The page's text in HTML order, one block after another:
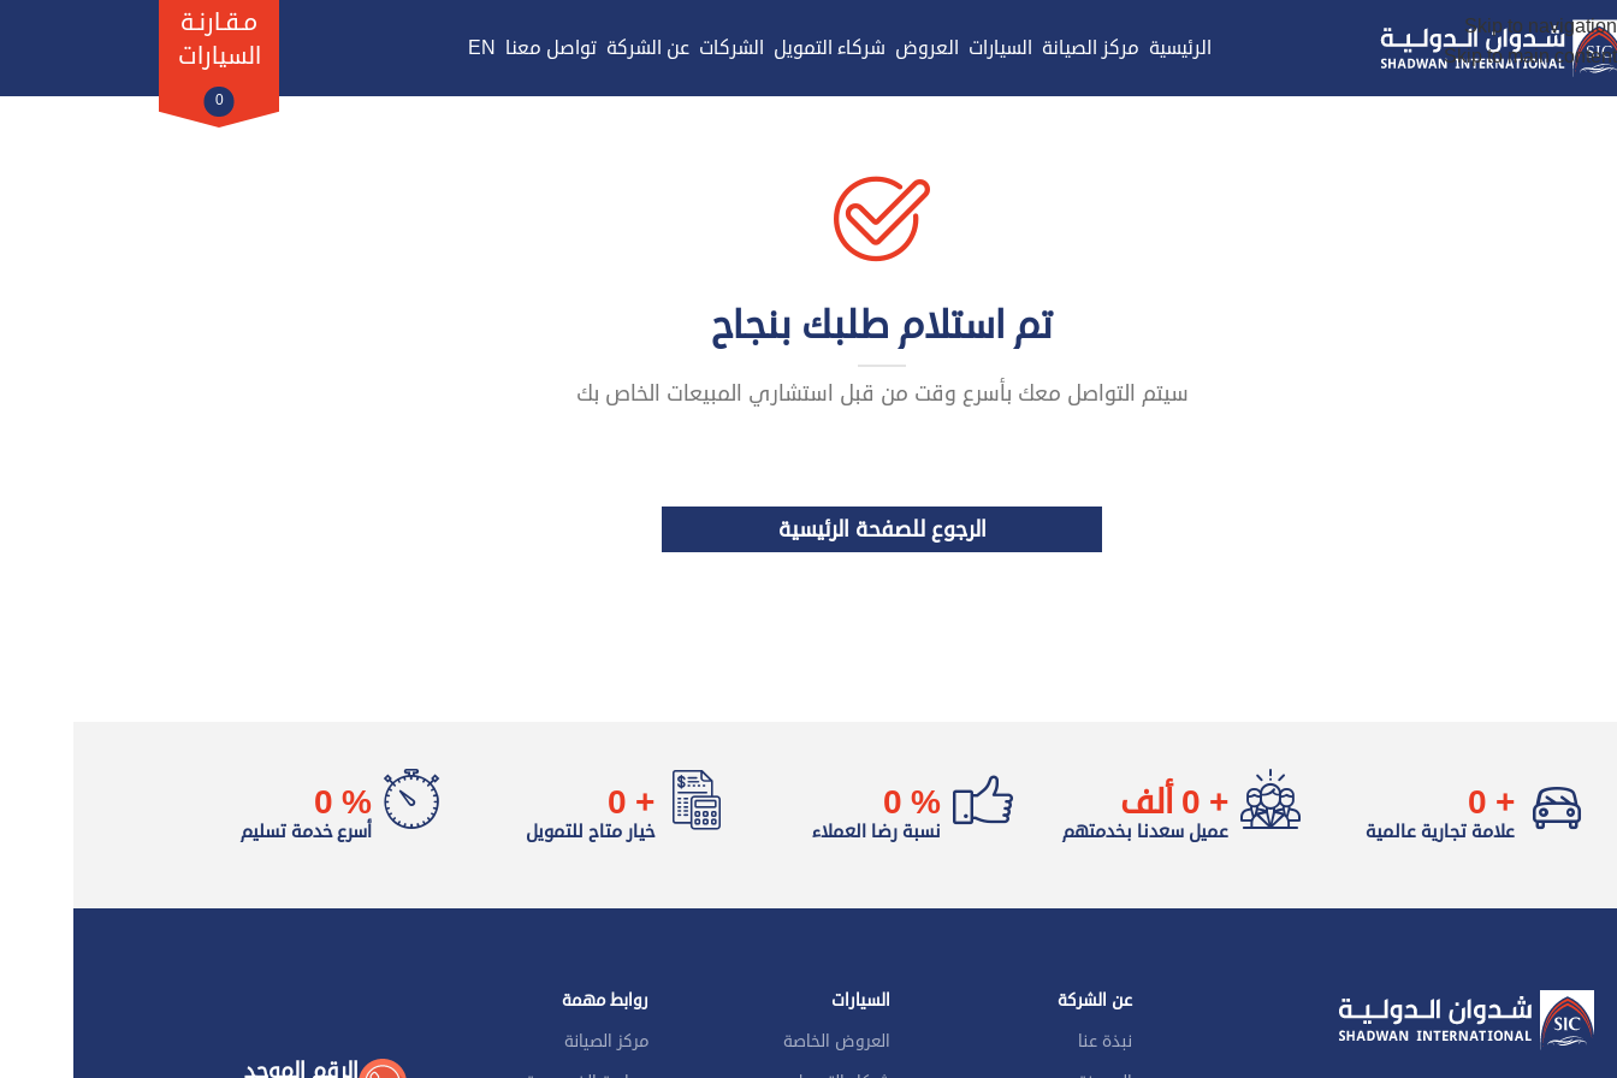
Skip to navigation
Skip to main content
الرئيسية مركز الصيانة السيارات العروض شركاء التمويل الشركات عن الشركة تواصل معنا EN
مـقـارنـة
السيارات
0
تم استلام طلبك بنجاح
سيتم التواصل معك بأسرع وقت من قبل استشاري المبيعات الخاص بك
الرجوع للصفحة الرئيسية
+
0
علامة تجارية عالمية
+
0ألف
عميل سعدنا بخدمتهم
%
0
نسبة رضا العملاء
+
0
خيار متاح للتمويل
%
0
أسرع خدمة تسليم
عن الشركة
نبذة عنا
السيارات
العروض الخاصة
روابط مهمة
مركز الصيانة
الرقم الموحد